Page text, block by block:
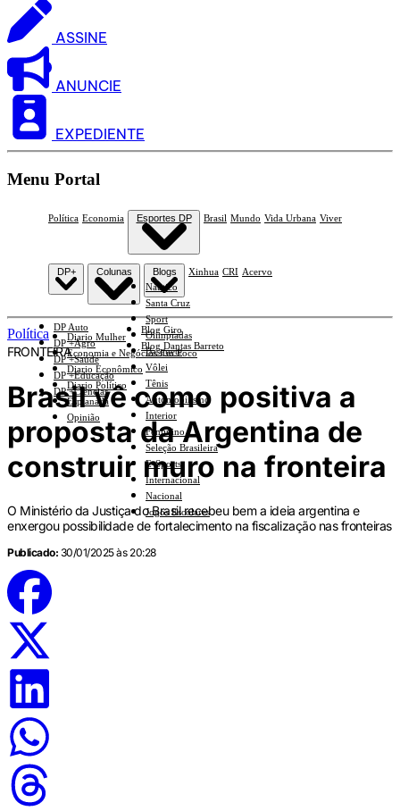
ASSINE
ANUNCIE
EXPEDIENTE
Menu Portal
Política Economia Esportes DP
Náutico
Santa Cruz
Sport
Olimpíadas
Basquete
Vôlei
Tênis
Automobilismo
Interior
Feminino
Seleção Brasileira
E-Sports
Internacional
Nacional
Jogos Escolares
Brasil Mundo Vida Urbana Viver
DP+
DP Auto
DP +Agro
DP +Saúde
DP +Educação
DP +Ciências
Colunas
Diario Mulher
Economia e Negócios Em Foco
Diario Econômico
Diario Político
Esplanada
Opinião
Blogs
Blog Giro
Blog Dantas Barreto
Xinhua CRI Acervo
Política
FRONTEIRA
Brasil vê como positiva a
proposta da Argentina de
construir muro na fronteira
O Ministério da Justiça do Brasil recebeu bem a ideia argentina e
enxergou possibilidade de fortalecimento na fiscalização nas fronteiras
Publicado: 30/01/2025 às 20:28